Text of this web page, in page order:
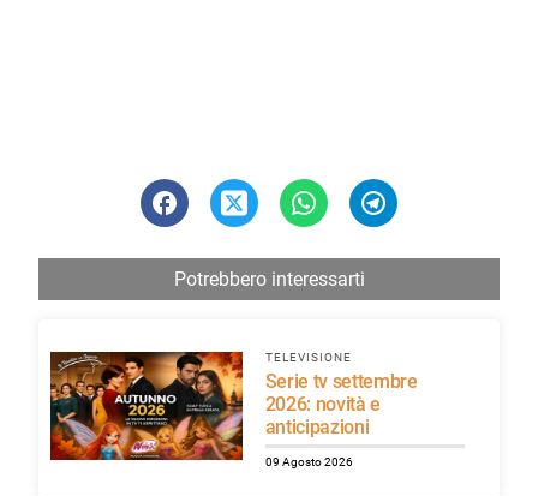
Potrebbero interessarti
TELEVISIONE
Serie tv settembre
2026: novità e
anticipazioni
09 Agosto 2026